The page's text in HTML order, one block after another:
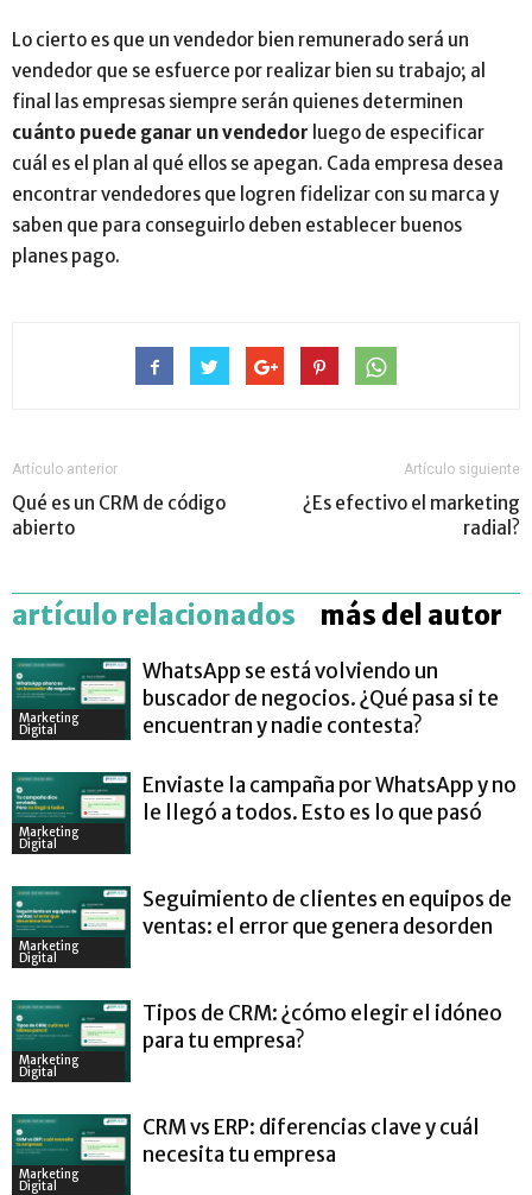
Lo cierto es que un vendedor bien remunerado será un
vendedor que se esfuerce por realizar bien su trabajo; al
final las empresas siempre serán quienes determinen
cuánto puede ganar un vendedor luego de especificar
cuál es el plan al qué ellos se apegan. Cada empresa desea
encontrar vendedores que logren fidelizar con su marca y
saben que para conseguirlo deben establecer buenos
planes pago.
Artículo anterior
Qué es un CRM de código
abierto
Artículo siguiente
¿Es efectivo el marketing
radial?
artículo relacionados más del autor
Marketing
Digital
WhatsApp se está volviendo un
buscador de negocios. ¿Qué pasa si te
encuentran y nadie contesta?
Marketing
Digital
Enviaste la campaña por WhatsApp y no
le llegó a todos. Esto es lo que pasó
Marketing
Digital
Seguimiento de clientes en equipos de
ventas: el error que genera desorden
Marketing
Digital
Tipos de CRM: ¿cómo elegir el idóneo
para tu empresa?
Marketing
Digital
CRM vs ERP: diferencias clave y cuál
necesita tu empresa